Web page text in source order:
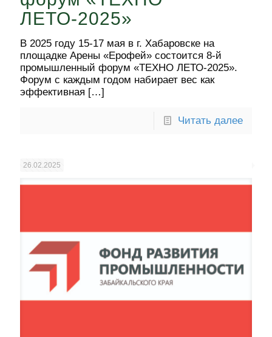
ЛЕТО-2025»
В 2025 году 15-17 мая в г. Хабаровске на
площадке Арены «Ерофей» состоится 8-й
промышленный форум «ТЕХНО ЛЕТО-2025».
Форум с каждым годом набирает вес как
эффективная […]
Читать далее
26.02.2025